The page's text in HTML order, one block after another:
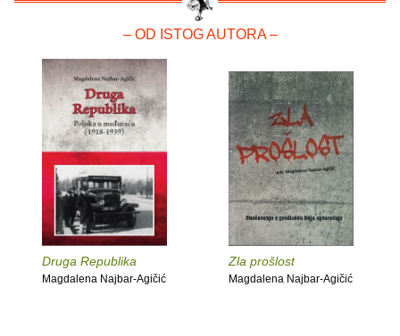
– OD ISTOG AUTORA –
Druga Republika
Magdalena Najbar-Agičić
Zla prošlost
Magdalena Najbar-Agičić